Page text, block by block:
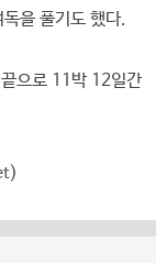
을 풀기도 했다.
으로 11박 12일간
)